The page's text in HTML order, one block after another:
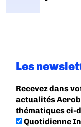
Les
Recevez dans
actualités
thématiques ci-
Quotidienne